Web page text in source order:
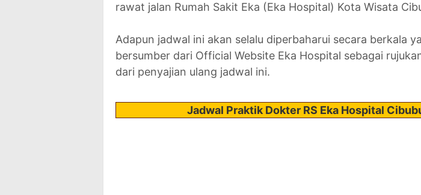
rawat jalan Rumah Sakit Eka (Eka Hospital) Kota Wisata
Adapun jadwal ini akan selalu diperbaharui secara berkala
bersumber dari Official Website Eka Hospital sebagai
dari penyajian ulang jadwal ini.
Jadwal Praktik Dokter RS Eka Hospital